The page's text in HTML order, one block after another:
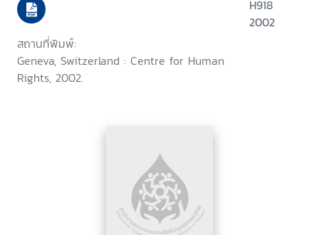
สถานที่พิมพ์:
Geneva, Switzerland : Centre for Human
Rights, 2002.
H918
2002